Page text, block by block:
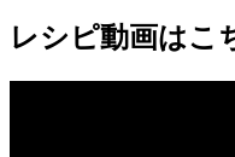
レシピ動画はこ